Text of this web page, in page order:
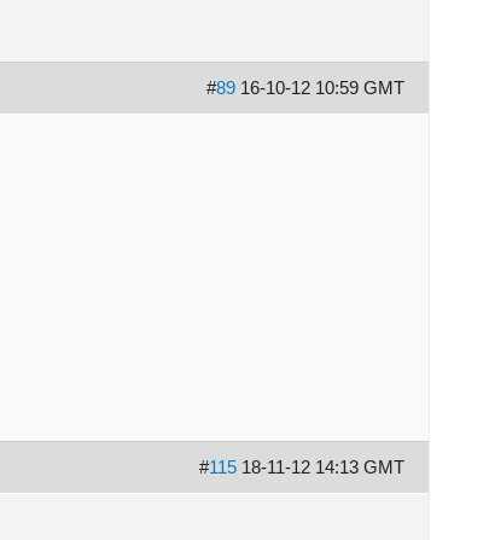
#89 16-10-12 10:59 GMT
#115 18-11-12 14:13 GMT